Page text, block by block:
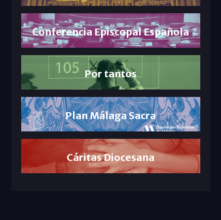
Conferencia Episcopal Española
Por tantos
Plan Málaga Sacra
Cáritas Diocesana